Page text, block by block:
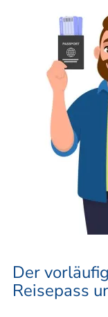
Der
Reisepass